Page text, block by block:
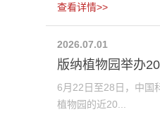
查看详情>>
2026.07.01
版纳植物园举办
6月22日至28日，中国
植物园的近20...